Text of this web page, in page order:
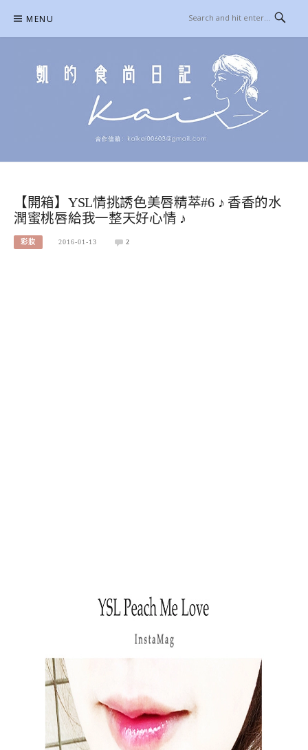
content
MENU
【開箱】YSL情挑誘色美唇精萃#6 ♪ 香香的水
潤蜜桃唇給我一整天好心情 ♪
彩妝 2016-01-13 2